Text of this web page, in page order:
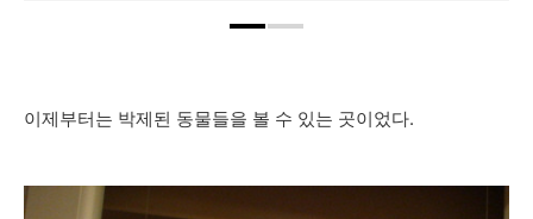
이제부터는 박제된 동물들을 볼 수 있는 곳이었다.